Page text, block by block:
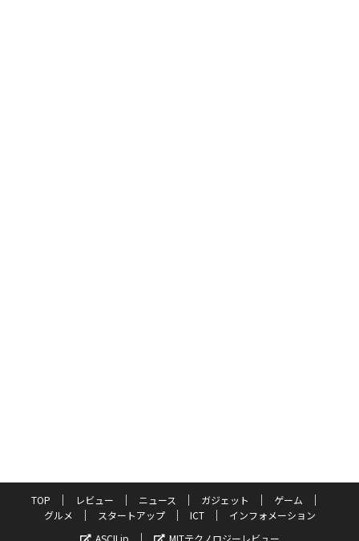
TOP レビュー ニュース ガジェット
ゲーム
グルメ
スタートアップ ICT
インフォメーション
ASCII.jp
MITテクノロジーレビュー